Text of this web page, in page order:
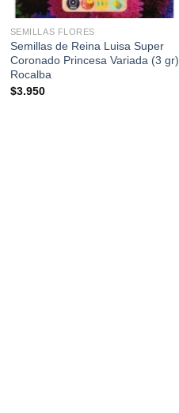
SEMILLAS FLORES
Semillas de Reina Luisa Super
Coronado Princesa Variada (3 gr)
Rocalba
$3.950